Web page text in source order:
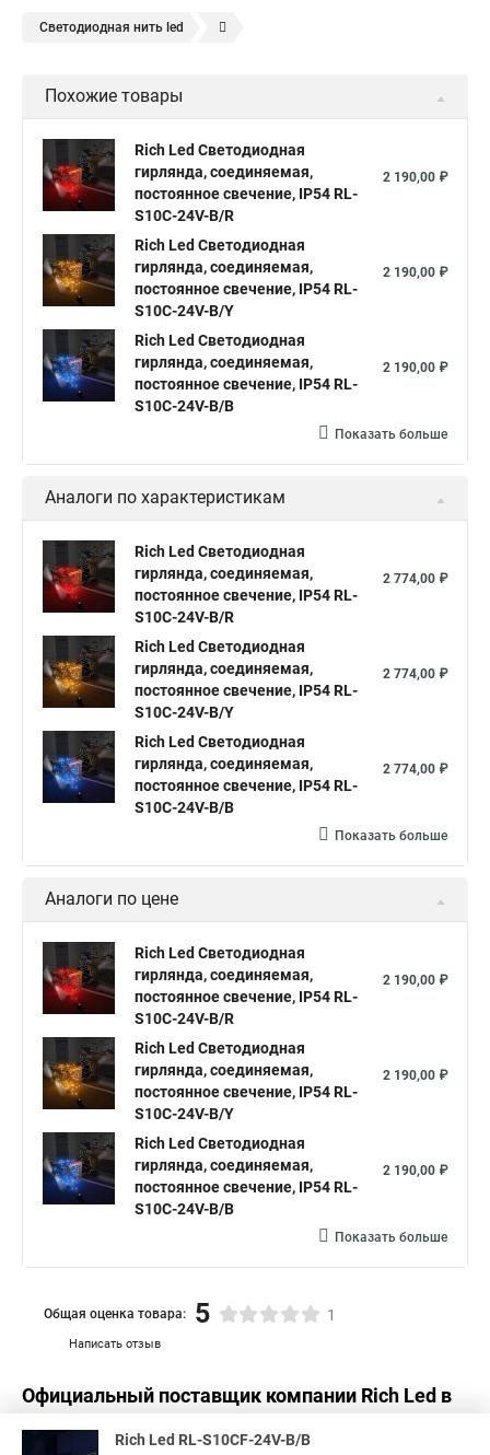
Светодиодная нить led
Уличная светодиодная нить
Светодиодная нить от батареек
Светодиодная нить уличная
Гирлянда светодиодная нить белая
Что такое светодиодная нить Гирлянды светодиодная нить
Светодиодные лампы светодиодная нить
Светодиодные нити в лампах
Гирлянды светодиодные нити
Светодиодные нити 10 м
Светодиодный нить Гирлянды нити купить светодиодные
Светодиодные нити гирлянды
Светодиодная гирлянда нить led
Гирлянда светодиодная белая нить
Светодиодная гирлянда нить белый
Светодиодные гирлянды нити
Светодиодная гирлянда нить 10
Гирлянда нить белая светодиодная
Купить гирлянда нить светодиодная
Нить светодиодная уличная
Светодиодные гирлянды нить купить
Лампы на светодиодных нитях
Купить светодиодные гирлянды нить
Светодиодные led гирлянды нить
Светодиодные нить на батарейках
Лампа светодиодная с нитью
Светодиодные лампы с нитью
Светодиодная с нитью Лампа на светодиодных нитях
Похожие товары
Rich Led Светодиодная
гирлянда, соединяемая,
постоянное свечение, IP54 RL-
S10C-24V-B/R
2 190,00 ₽
Rich Led Светодиодная
гирлянда, соединяемая,
постоянное свечение, IP54 RL-
S10C-24V-B/Y
2 190,00 ₽
Rich Led Светодиодная
гирлянда, соединяемая,
постоянное свечение, IP54 RL-
S10C-24V-B/B
2 190,00 ₽
Показать больше
Аналоги по характеристикам
Rich Led Светодиодная
гирлянда, соединяемая,
постоянное свечение, IP54 RL-
S10C-24V-B/R
2 774,00 ₽
Rich Led Светодиодная
гирлянда, соединяемая,
постоянное свечение, IP54 RL-
S10C-24V-B/Y
2 774,00 ₽
Rich Led Светодиодная
гирлянда, соединяемая,
постоянное свечение, IP54 RL-
S10C-24V-B/B
2 774,00 ₽
Показать больше
Аналоги по цене
Rich Led Светодиодная
гирлянда, соединяемая,
постоянное свечение, IP54 RL-
S10C-24V-B/R
2 190,00 ₽
Rich Led Светодиодная
гирлянда, соединяемая,
постоянное свечение, IP54 RL-
S10C-24V-B/Y
2 190,00 ₽
Rich Led Светодиодная
гирлянда, соединяемая,
постоянное свечение, IP54 RL-
S10C-24V-B/B
2 190,00 ₽
Показать больше
Написать отзыв
Общая оценка товара: 5 1
Официальный поставщик компании Rich Led в
России
Rich Led RL-S10CF-24V-B/B